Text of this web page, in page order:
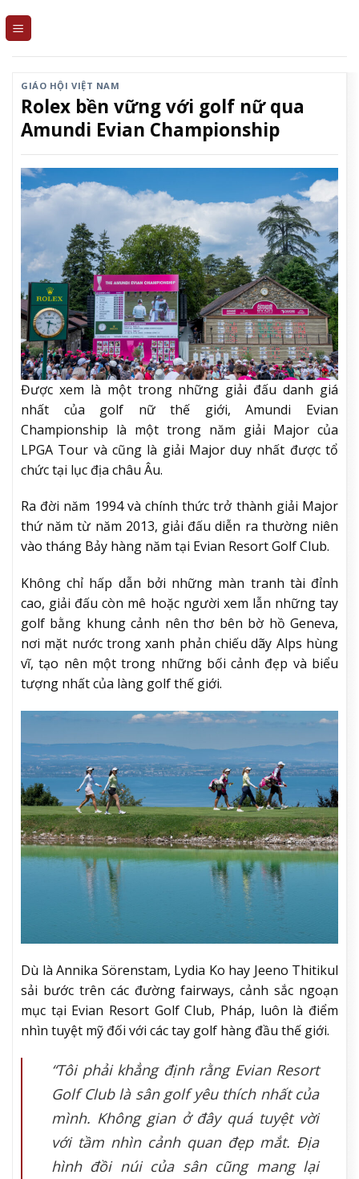
GIÁO HỘI VIỆT NAM
Rolex bền vững với golf nữ qua
Amundi Evian Championship
Được xem là một trong những giải đấu danh giá
nhất của golf nữ thế giới, Amundi Evian
Championship là một trong năm giải Major của
LPGA Tour và cũng là giải Major duy nhất được tổ
chức tại lục địa châu Âu.
Ra đời năm 1994 và chính thức trở thành giải Major
thứ năm từ năm 2013, giải đấu diễn ra thường niên
vào tháng Bảy hàng năm tại Evian Resort Golf Club.
Không chỉ hấp dẫn bởi những màn tranh tài đỉnh
cao, giải đấu còn mê hoặc người xem lẫn những tay
golf bằng khung cảnh nên thơ bên bờ hồ Geneva,
nơi mặt nước trong xanh phản chiếu dãy Alps hùng
vĩ, tạo nên một trong những bối cảnh đẹp và biểu
tượng nhất của làng golf thế giới.
Dù là Annika Sörenstam, Lydia Ko hay Jeeno Thitikul
sải bước trên các đường fairways, cảnh sắc ngoạn
mục tại Evian Resort Golf Club, Pháp, luôn là điểm
nhìn tuyệt mỹ đối với các tay golf hàng đầu thế giới.
“Tôi phải khẳng định rằng Evian Resort
Golf Club là sân golf yêu thích nhất của
mình. Không gian ở đây quá tuyệt vời
với tầm nhìn cảnh quan đẹp mắt. Địa
hình đồi núi của sân cũng mang lại